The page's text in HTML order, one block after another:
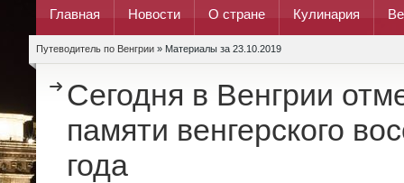
Главная Новости О стране Кулинария
Путеводитель по Венгрии » Материалы за 23.10.2019
Сегодня в Венгрии
памяти венгерского
года